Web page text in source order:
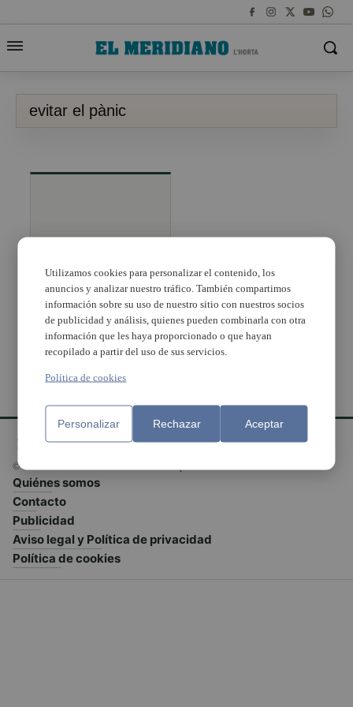
evitar el pànic
© El Meridiano L'Horta 2026 - Valencia - España
Quiénes somos
Contacto
Publicidad
Aviso legal y Política de privacidad
Política de cookies
Utilizamos cookies para personalizar el contenido, los
anuncios y analizar nuestro tráfico. También compartimos
información sobre su uso de nuestro sitio con nuestros socios
de publicidad y análisis, quienes pueden combinarla con otra
información que les haya proporcionado o que hayan
recopilado a partir del uso de sus servicios.
Política de cookies
Personalizar Rechazar Aceptar